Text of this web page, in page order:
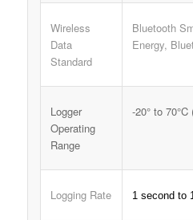
Wireless
Data
Standard
Bluetooth
Energy,
Logger
Operating
Range
-20° to 70°C
Logging Rate 1 second to